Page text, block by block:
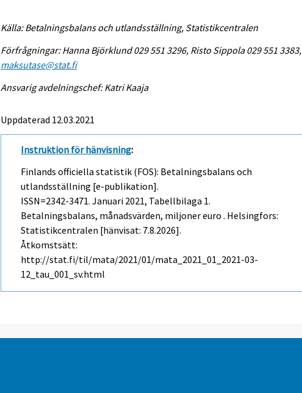
Källa: Betalningsbalans och utlandsställning, Statistikcentralen
Förfrågningar: Hanna Björklund 029 551 3296, Risto Sippola 029 551 3383,
maksutase@stat.fi
Ansvarig avdelningschef: Katri Kaaja
Uppdaterad 12.03.2021
Instruktion för hänvisning:
Finlands officiella statistik (FOS): Betalningsbalans och
utlandsställning [e-publikation].
ISSN=2342-3471.Januari 2021, Tabellbilaga 1.
Betalningsbalans, månadsvärden, miljoner euro . Helsingfors:
Statistikcentralen [hänvisat: 7.8.2026].
Åtkomstsätt:
http://stat.fi/til/mata/2021/01/mata_2021_01_2021-03-
12_tau_001_sv.html